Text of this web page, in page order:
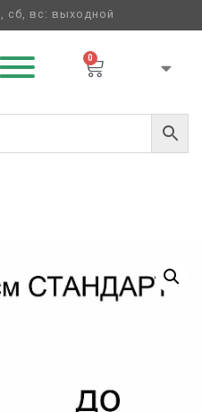
, сб, вс: выходной
0